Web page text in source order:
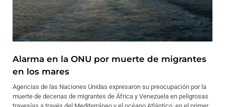
Alarma en la ONU por muerte de migrantes
en los mares
Agencias de las Naciones Unidas expresaron su preocupación por la
muerte de decenas de migrantes de África y Venezuela en peligrosas